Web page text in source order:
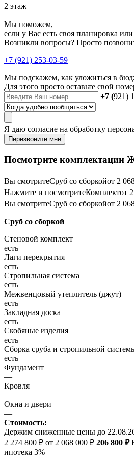
2 этаж
Мы поможем,
если у Вас есть своя планировка
Возникли вопросы? Просто
+7 (921) 253-03-59
Мы подскажем, как уложиться в
Для этого просто оставьте свой
+7 (921)
Я даю согласие на обработку
Перезвоните мне
Посмотрите комплектации
Вы смотритеСруб со сборкойот 2
Нажмите и посмотритеКомплектот
Вы смотритеСруб со сборкойот 2
Сруб со сборкой
Стеновой комплект
есть
Лаги перекрытия
есть
Стропильная система
есть
Межвенцовый утеплитель (джут)
есть
Закладная доска
есть
Скобяные изделия
есть
Сборка сруба и стропильной
есть
Фундамент
—
Кровля
—
Окна и двери
—
Стоимость:
Держим сниженные цены до
2 274 800 ₽ от 2 068 000 ₽ 206 800 ₽
ипотека 3%